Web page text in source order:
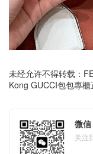
未经允许不得转载：
Kong GUCCI包包專
微
关注